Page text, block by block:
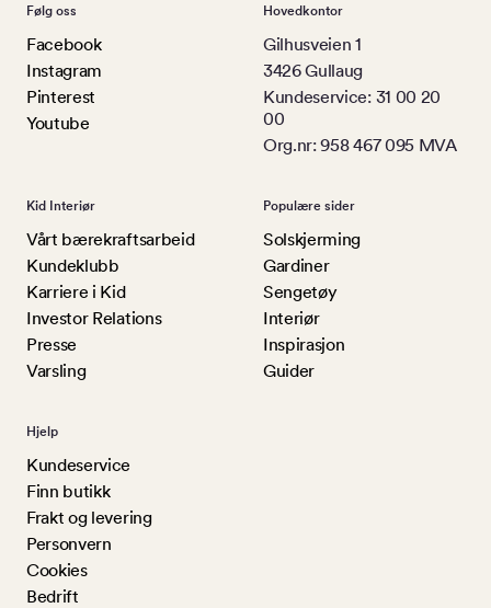
Følg oss
Facebook
Instagram
Pinterest
Youtube
Hovedkontor
Gilhusveien 1
3426 Gullaug
Kundeservice: 31 00 20
00
Org.nr: 958 467 095 MVA
Kid Interiør
Vårt bærekraftsarbeid
Kundeklubb
Karriere i Kid
Investor Relations
Presse
Varsling
Populære sider
Solskjerming
Gardiner
Sengetøy
Interiør
Inspirasjon
Guider
Hjelp
Kundeservice
Finn butikk
Frakt og levering
Personvern
Cookies
Bedrift